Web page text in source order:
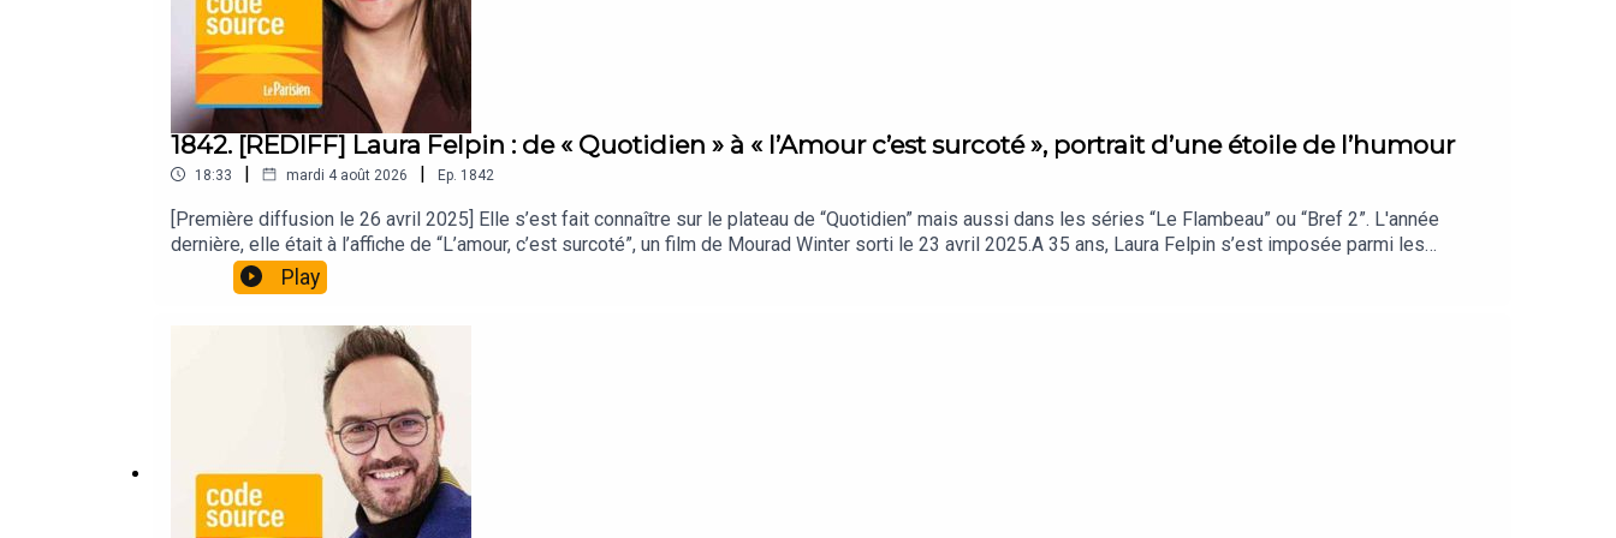
1842. [REDIFF] Laura Felpin : de « Quotidien » à « l’Amour c’est surcoté », portrait d’une étoile de l’humour
18:33 | mardi 4 août 2026 | Ep. 1842
[Première diffusion le 26 avril 2025] Elle s’est fait connaître sur le plateau de “Quotidien” mais aussi dans les séries “Le Flambeau” ou “Bref 2”. L'année
dernière, elle était à l’affiche de “L’amour, c’est surcoté”, un film de Mourad Winter sorti le 23 avril 2025.A 35 ans, Laura Felpin s’est imposée parmi les
humoristes français. Lauréate d’un Molière de l’humour en 2023 pour son spectacle “Ça passe”, la mulhousienne d’origine a conquis la scène comme le grand
écran.Code Source dresse le portrait de Laura Felpin avec Grégory Plouviez, journaliste au service culture du Parisien.Écoutez Code source sur toutes les
Chausse - Rédacteur en chef : Jules Lavie - Reporter : Barbara Gouy - Production : Clara Garnier-Amouroux, Raphaël Pueyo et Clara Grouzis - Réalisation et
mixage : Pierre Chaffanjon - Musiques : François Clos, Audio Network - Archives : Canal+.
Play